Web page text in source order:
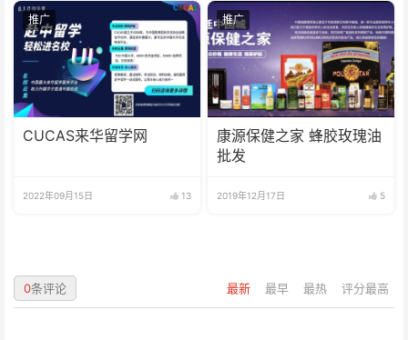
推广
CUCAS来华留学网
2022年09月15日 13
推广
康源保健之家 蜂胶玫瑰油
批发
2019年12月17日 5
最新 最早 最热 评分最高
0条评论